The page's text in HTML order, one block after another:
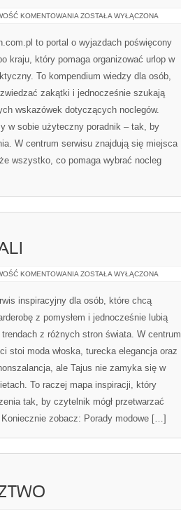
KOMENTOWANIA CIEKAWE
ZOSTAŁA WYŁĄCZONA
to portal o wyjazdach poświęcony
kraju, który pomaga organizować urlop w
To kompendium wiedzy dla osób,
zakątki i jednocześnie szukają
wskazówek dotyczących noclegów.
w sobie użyteczny poradnik – tak, by
W centrum serwisu znajdują się miejsca
wszystko, co pomaga wybrać nocleg
KOMENTOWANIA INSPIRACJE
SERIALI
ZOSTAŁA WYŁĄCZONA
inspiracyjny dla osób, które chcą
z pomysłem i jednocześnie lubią
trendach z różnych stron świata. W centrum
stoi moda włoska, turecka elegancja oraz
ale Tajus nie zamyka się w
To raczej mapa inspiracji, który
tak, by czytelnik mógł przetwarzać
Koniecznie zobacz: Porady modowe […]